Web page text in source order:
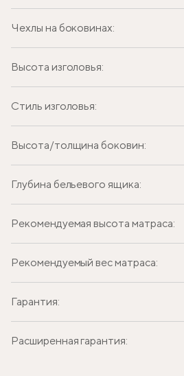
Чехлы на боковинах:
Высота изголовья:
Стиль изголовья:
Высота/толщина боковин:
Глубина бельевого ящика:
Рекомендуемая высота матраса:
Рекомендуемый вес матраса:
Гарантия:
Расширенная гарантия: